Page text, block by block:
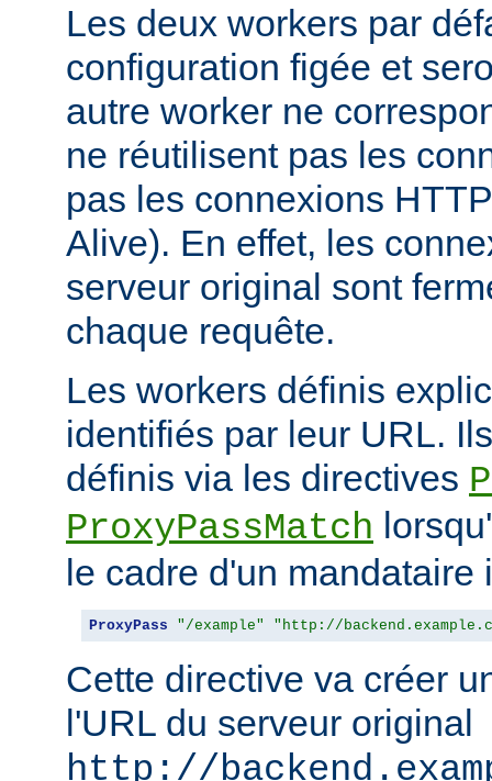
Les deux workers par
configuration figée et
autre worker ne
ne réutilisent pas les
pas les connexions
Alive). En effet, les
serveur original sont
chaque requête.
Les workers définis
identifiés par leur URL.
définis via les directives
ProxyPassMatch
le cadre d'un mandataire
ProxyPass "/example" "http://
Cette directive va créer
l'URL du serveur original
http://